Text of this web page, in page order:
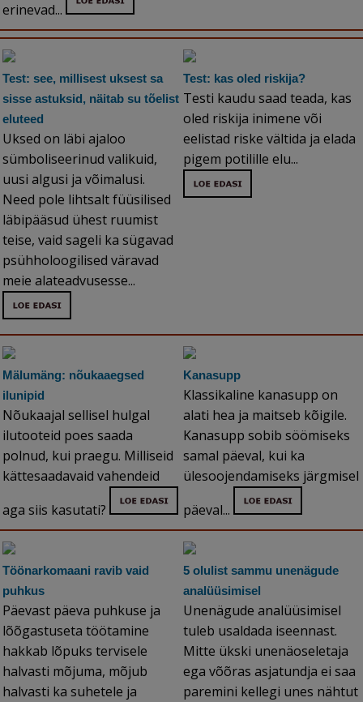
erinevad...
Test: see, millisest uksest sa
sisse astuksid, näitab su tõelist
eluteed
Uksed on läbi ajaloo
sümboliseerinud valikuid,
uusi algusi ja võimalusi.
Need pole lihtsalt füüsilised
läbipääsud ühest ruumist
teise, vaid sageli ka sügavad
psühholoogilised väravad
meie alateadvusesse...
Test: kas oled riskija?
Testi kaudu saad teada, kas
oled riskija inimene või
eelistad riske vältida ja elada
pigem potilille elu...
Mälumäng: nõukaaegsed
ilunipid
Nõukaajal sellisel hulgal
ilutooteid poes saada
polnud, kui praegu. Milliseid
kättesaadavaid vahendeid
aga siis kasutati?
Kanasupp
Klassikaline kanasupp on
alati hea ja maitseb kõigile.
Kanasupp sobib söömiseks
samal päeval, kui ka
ülesoojendamiseks järgmisel
päeval...
Töönarkomaani ravib vaid
puhkus
Päevast päeva puhkuse ja
lõõgastuseta töötamine
hakkab lõpuks tervisele
halvasti mõjuma, mõjub
halvasti ka suhetele ja
5 olulist sammu unenägude
analüüsimisel
Unenägude analüüsimisel
tuleb usaldada iseennast.
Mitte ükski unenäoseletaja
ega võõras asjatundja ei saa
paremini kellegi unes nähtut